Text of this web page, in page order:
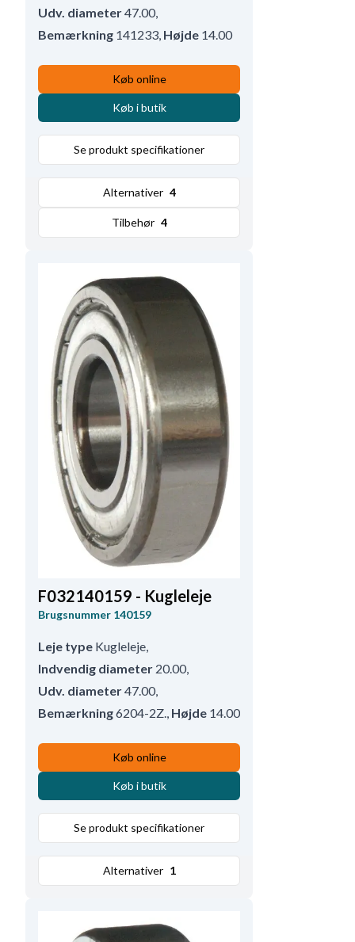
Udv. diameter47.00,
Bemærkning 141233, Højde 14.00
Køb online
Køb i butik
Se produkt specifikationer
Alternativer 4
Tilbehør 4
F032140159 - Kugleleje
Brugsnummer 140159
Leje type Kugleleje
Indvendig diameter 20.00,
Udv. diameter47.00,
Bemærkning6204-2Z. Højde 14.00
Køb online
Køb i butik
Se produkt specifikationer
Alternativer 1